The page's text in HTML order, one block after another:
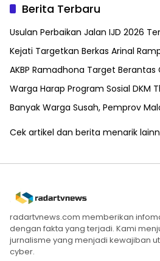
Berita Terbaru
Usulan Perbaikan Jalan IJD 2026
Kejati Targetkan Berkas Arinal
AKBP Ramadhona Target
Warga Harap Program Sosial DKM
Banyak Warga Susah, Pemprov
Cek artikel dan berita menarik
radartvnews.com memberikan
dengan fakta yang terjadi. Kami
jurnalisme yang menjadi kewajiban
cyber.